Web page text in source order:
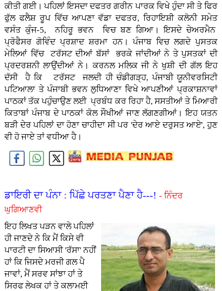
ਕੀਤੀ ਗਈ। ਪਹਿਲਾਂ ਇਸਦਾ ਦਫਤਰ ਗਰੀਨ ਪਾਰਕ ਵਿਖੇ ਹੁੰਦਾ ਸੀ ਤੇ ਫਿਰ
ਫੁੱਲ ਫਲੈਸ਼ ਰੂਪ ਵਿੱਚ ਆਪਣਾ ਵੱਡਾ ਦਫਤਰ, ਰਿਹਾਇਸ਼ੀ ਕਲੋਨੀ ਸਮੇਤ
ਵਸੰਤ ਕੁੰਜ-5, ਨਹਿਰੂ ਭਵਨ ਵਿਚ ਬਣ ਗਿਆ। ਇਸਦੇ ਚੇਅਰਮੈਨ
ਪ੍ਰੋਫੈਸਰ ਗੋਵਿੰਦ ਪ੍ਰਸ਼ਾਦ ਸ਼ਰਮਾ ਹਨ। ਪੰਜਾਬ ਵਿਚ ਲਗਦੇ ਪੁਸਤਕ
ਮੇਲਿਆਂ ਵਿੱਚ ਟਰੱਸਟ ਦੀਆਂ ਬੱਸਾਂ ਭਰਕੇ ਜਾਂਦੀਆਂ ਨੇ ਤੇ ਪੁਸਤਕਾਂ ਦੀ
ਪ੍ਰਦਰਸ਼ਨੀ ਲਾਉਂਦੀਆਂ ਨੇ। ਕਰਨਲ ਮਲਿਕ ਜੀ ਨੇ ਖੁਸ਼ੀ ਦੀ ਗੱਲ ਇਹ
ਦੱਸੀ ਹੈ ਕਿ ਟਰੱਸਟ ਜਲਦੀ ਹੀ ਚੰਡੀਗੜ੍ਹ, ਪੰਜਾਬੀ ਯੂਨੀਵਰਸਿਟੀ
ਪਟਿਆਲਾ ਤੇ ਪੰਜਾਬੀ ਭਵਨ ਲੁਧਿਆਣਾ ਵਿਖੇ ਆਪਣੀਆਂ ਪ੍ਰਕਾਸ਼ਨਾਵਾਂ
ਪਾਠਕਾਂ ਤੱਕ ਪਹੁੰਚਾਉਣ ਲਈ ਪ੍ਰਬੰਧ ਕਰ ਰਿਹਾ ਹੈ, ਸਸਤੀਆਂ ਤੇ ਮਿਆਰੀ
ਕਿਤਾਬਾਂ ਪੰਜਾਬ ਦੇ ਪਾਠਕਾਂ ਕੋਲ ਸੌਖੀਆਂ ਜਾਣ ਲੱਗਣਗੀਆਂ। ਇਹ ਯਤਨ
ਬੜੀ ਦੇਰ ਪਹਿਲਾਂ ਦਾ ਹੋਣਾ ਚਾਹੀਦਾ ਸੀ ਪਰ 'ਦੇਰ ਆਏ ਦਰੁਸਤ ਆਏ', ਹੁਣ
ਵੀ ਹੋ ਜਾਏ ਤਾਂ ਵਧੀਆ ਹੈ।
ਡਾਇਰੀ ਦਾ ਪੰਨਾ : ਪਿੱਛੇ ਪਰਤਣਾ ਪੈਣਾ ਹੈ---! - ਨਿੰਦਰ
ਘੁਗਿਆਣਵੀ
ਇਹ ਲਿਖਤ ਪੜਨ ਵਾਲੇ ਪਹਿਲਾਂ
ਹੀ ਜਾਣਦੇ ਨੇ ਕਿ ਮੈਂ ਕਿਸੇ ਵੀ
ਪਾਰਟੀ ਦਾ ਸਿਆਸੀ 'ਰੱਸਾ' ਨਹੀਂ
ਹਾਂ ਕਿ ਜਿਸਦੇ ਮਰਜੀ ਗਲ ਪੈ
ਜਾਵਾਂ, ਮੈਂ ਸਰਵ ਸਾਂਝਾ ਹਾਂ ਤੇ
ਸਿਰਫ ਲੇਖਕ ਹਾਂ ਤੇ ਕਲਾਮਈ